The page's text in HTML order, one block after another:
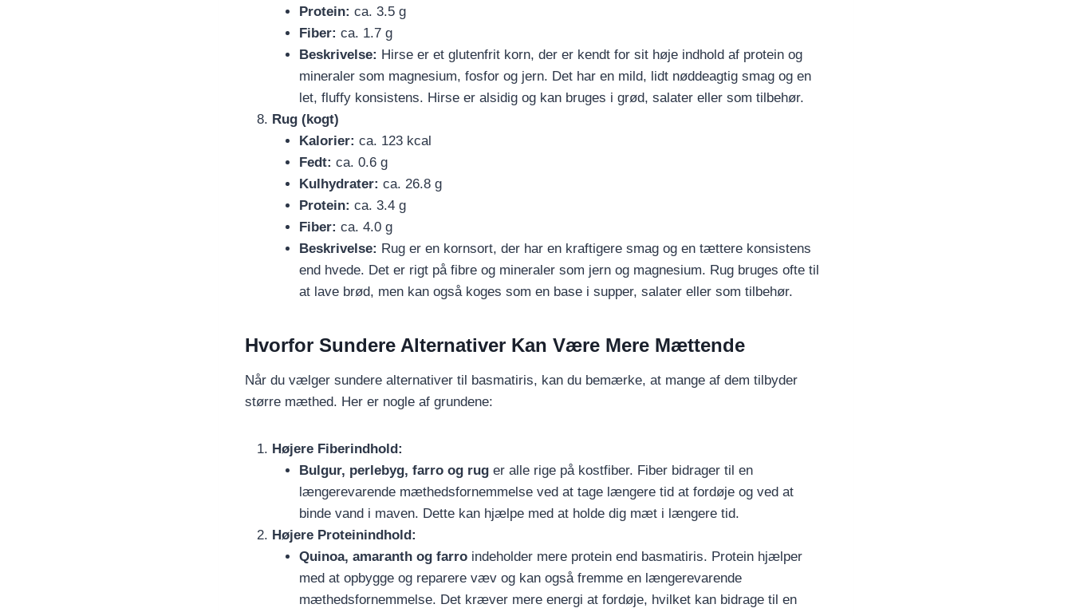
Protein: ca. 3.5 g
Fiber: ca. 1.7 g
Beskrivelse: Hirse er et glutenfrit korn, der er kendt for sit høje indhold af protein og
mineraler som magnesium, fosfor og jern. Det har en mild, lidt nøddeagtig smag og en
let, fluffy konsistens. Hirse er alsidig og kan bruges i grød, salater eller som tilbehør.
Rug (kogt)
Kalorier: ca. 123 kcal
Fedt: ca. 0.6 g
Kulhydrater: ca. 26.8 g
Protein: ca. 3.4 g
Fiber: ca. 4.0 g
Beskrivelse: Rug er en kornsort, der har en kraftigere smag og en tættere konsistens
end hvede. Det er rigt på fibre og mineraler som jern og magnesium. Rug bruges ofte til
at lave brød, men kan også koges som en base i supper, salater eller som tilbehør.
Hvorfor Sundere Alternativer Kan Være Mere Mættende
Når du vælger sundere alternativer til basmatiris, kan du bemærke, at mange af dem tilbyder
større mæthed. Her er nogle af grundene:
Højere Fiberindhold:
Bulgur, perlebyg, farro og rug er alle rige på kostfiber. Fiber bidrager til en
længerevarende mæthedsfornemmelse ved at tage længere tid at fordøje og ved at
binde vand i maven. Dette kan hjælpe med at holde dig mæt i længere tid.
Højere Proteinindhold:
Quinoa, amaranth og farro indeholder mere protein end basmatiris. Protein hjælper
med at opbygge og reparere væv og kan også fremme en længerevarende
mæthedsfornemmelse. Det kræver mere energi at fordøje, hvilket kan bidrage til en